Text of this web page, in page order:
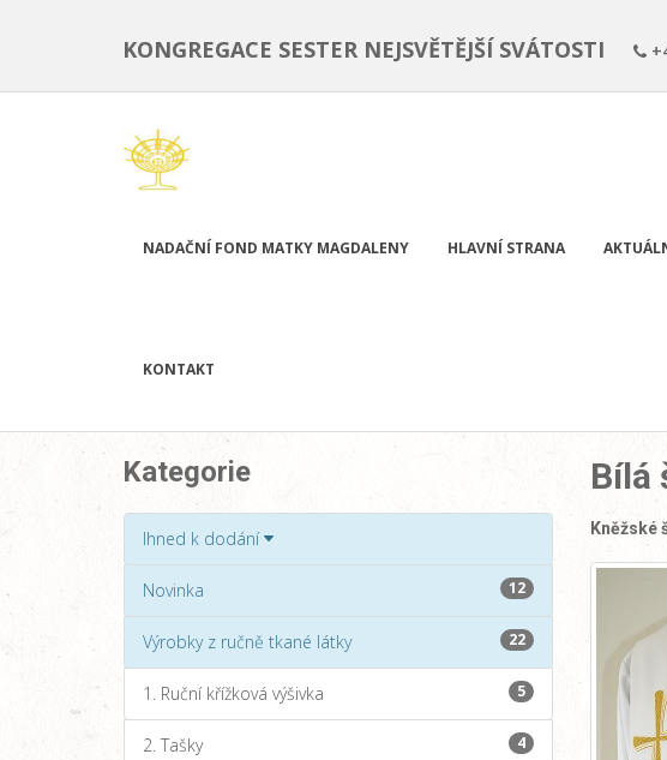
KONGREGACE SESTER NEJSVĚTĚJŠÍ SVÁTOSTI
NADAČNÍ FOND MATKY MAGDALENY HLAVNÍ STRANA
KONTAKT
Kategorie
Ihned k dodání
Novinka 12
Výrobky z ručně tkané látky 22
1. Ruční křížková výšivka 5
2. Tašky 4
Bílá
Kněžské